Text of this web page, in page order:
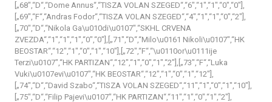
[„68″,“D“,“Dome Annus“,“TISZA VOLAN SZEGED“,“6″,“1″,“1″,“0″,“0″],
[„69″,“F“,“Andras Fodor“,“TISZA VOLAN SZEGED“,“4″,“1″,“1″,“0″,“2″],
[„70″,“D“,“Nikola Ga\u010di\u0107″,“SKHL CRVENA
ZVEZDA“,“1″,“1″,“1″,“0″,“0″],[„71″,“D“,“Milo\u0161 Nikoli\u0107″,“HK
BEOSTAR“,“12″,“1″,“0″,“1″,“10″],[„72″,“F“,“\u0110or\u0111ije
Terzi\u0107″,“HK PARTIZAN“,“12″,“1″,“0″,“1″,“2″],[„73″,“F“,“Luka
Vuki\u0107evi\u0107″,“HK BEOSTAR“,“12″,“1″,“0″,“1″,“12″],
[„74″,“D“,“David Szabo“,“TISZA VOLAN SZEGED“,“11″,“1″,“0″,“1″,“10″],
[„75″,“D“,“Filip Pajevi\u0107″,“HK PARTIZAN“,“11″,“1″,“0″,“1″,“2″],